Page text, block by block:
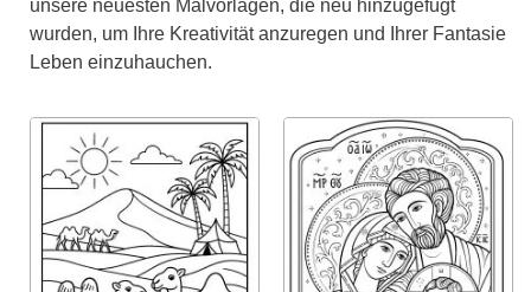
unsere neuesten Malvorlagen, die neu hinzugefügt
wurden, um Ihre Kreativität anzuregen und Ihrer Fantasie
Leben einzuhauchen.